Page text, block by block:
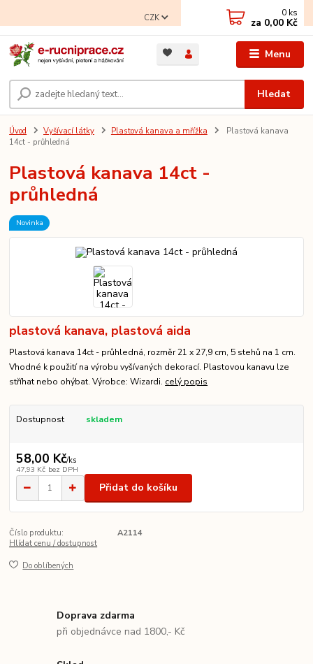
Menu
CZK
Hledat
0 ks
za 0,00 Kč
Úvod Vyšívací látky Plastová kanava a mřížka
Plastová kanava
14ct - průhledná
Plastová kanava 14ct -
průhledná
Novinka
plastová kanava, plastová aida
Plastová kanava 14ct - průhledná, rozměr 21 x 27,9 cm, 5 stehů na 1 cm.
Vhodné k použití na výrobu vyšívaných dekorací. Plastovou kanavu lze
stříhat nebo ohýbat. Výrobce: Wizardi. celý popis
Dostupnost skladem
58,00 Kč/ks
47,93 Kč bez DPH
Přidat do košíku
Číslo produktu:
A2114
Hlídat cenu / dostupnost
Do oblíbených
Doprava zdarma
při objednávce nad 1800,- Kč